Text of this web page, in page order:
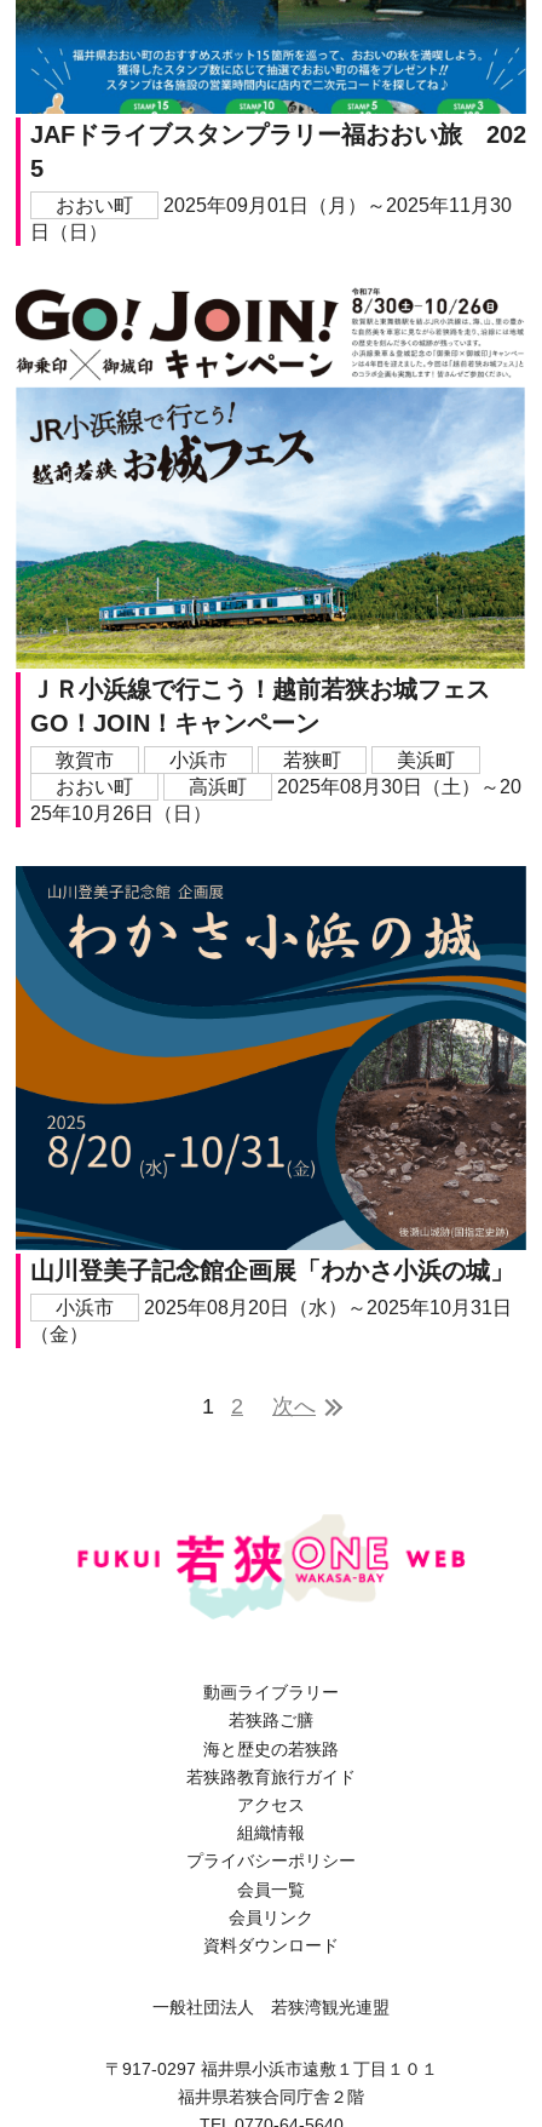
JAFドライブスタンプラリー福おおい旅 202
5
おおい町
2025年09月01日（月）～2025年11月30
日（日）
ＪＲ小浜線で行こう！越前若狭お城フェス
GO！JOIN！キャンペーン
敦賀市 小浜市 若狭町
美浜町
おおい町
高浜町
2025年08月30日（土）～20
25年10月26日（日）
山川登美子記念館企画展「わかさ小浜の城」
小浜市
2025年08月20日（水）～2025年10月31日
（金）
1 2 次へ
動画ライブラリー
若狭路ご膳
海と歴史の若狭路
若狭路教育旅行ガイド
アクセス
組織情報
プライバシーポリシー
会員一覧
会員リンク
資料ダウンロード
一般社団法人 若狭湾観光連盟
〒917-0297 福井県小浜市遠敷１丁目１０１
福井県若狭合同庁舎２階